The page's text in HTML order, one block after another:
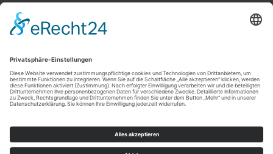
Internistischer Notfall
Krampfanfall